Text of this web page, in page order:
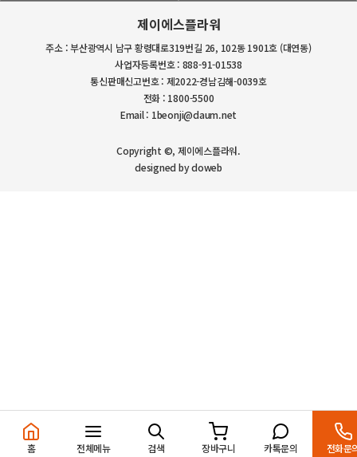
제이에스플라워
주소 : 부산광역시 남구 황령대로319번길 26, 102동 1901호 (대연동)
사업자등록번호 : 888-91-01538
통신판매신고번호 : 제2022-경남김해-0039호
전화 : 1800-5500
Email : 1beonji@daum.net
Copyright ©, 제이에스플라워.
designed by doweb
홈 전체메뉴 검색 장바구니 카톡문의 전화문